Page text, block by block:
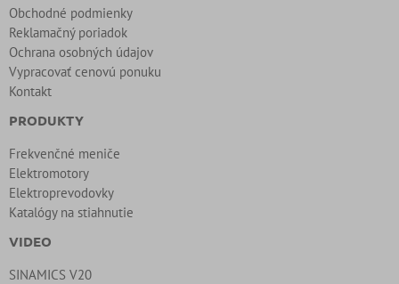
Obchodné podmienky
Reklamačný poriadok
Ochrana osobných údajov
Vypracovať cenovú ponuku
Kontakt
PRODUKTY
Frekvenčné meniče
Elektromotory
Elektroprevodovky
Katalógy na stiahnutie
VIDEO
SINAMICS V20